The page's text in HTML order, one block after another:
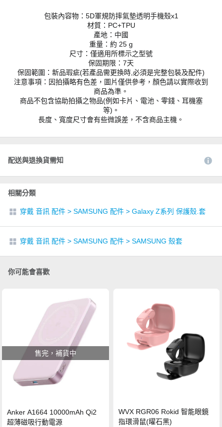
包裝內容物：5D軍規防摔氣墊透明手機殼x1
材質：PC+TPU
產地：中國
重量：約 25 g
尺寸：僅適用所標示之型號
保固期限：7天
保固範圍：新品瑕疵(若產品需更換時,必須是完整包裝及配件)
注意事項：因拍攝略有色差，圖片僅供參考，顏色請以實際收到
商品為準。
商品不包含協助拍攝之物品(例如卡片、電池、零錢、耳機塞
等)。
長度、寬度尺寸會有些微誤差，不含商品主機。
配送與退換貨需知
相關分類
穿戴 音訊 配件 > SAMSUNG 配件 > Galaxy Z系列 保護殼.套
穿戴 音訊 配件 > SAMSUNG 配件 > SAMSUNG 殼套
你可能會喜歡
售完，補貨中
Anker A1664 10000mAh Qi2
超薄磁吸行動電源
WVX RGR06 Rokid 智能眼鏡
指環滑鼠(曜石黑)